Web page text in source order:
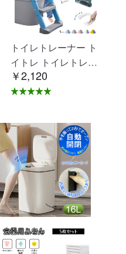
トイレトレーナー ト
イトレ トイレトレー
ニング トイレ 練習
折りたたみ おまる 補
供用 便座 トイレ補助
踏み台 男の子 女の子
子供 子ども トイトレ
送料無料 ステップ ス
テップ台 トイレ D-2
8
￥2,120